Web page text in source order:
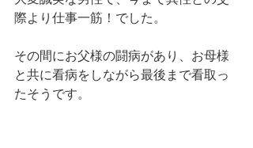
際より仕事一筋！でした。
その間にお父様の闘病があり、お母様
と共に看病をしながら最後まで看取っ
たそうです。